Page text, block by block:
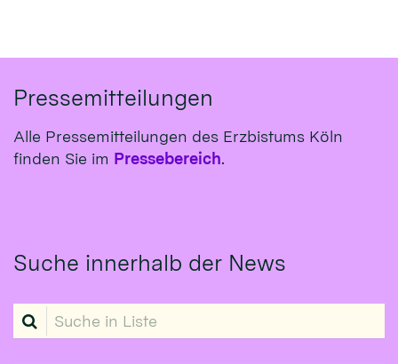
Pressemitteilungen
Alle Pressemitteilungen des Erzbistums Köln
finden Sie im Pressebereich.
Suche innerhalb der News
Suche in Liste